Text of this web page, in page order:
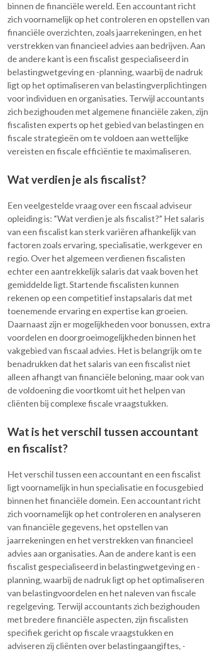
binnen de financiële wereld. Een accountant richt
zich voornamelijk op het controleren en opstellen van
financiële overzichten, zoals jaarrekeningen, en het
verstrekken van financieel advies aan bedrijven. Aan
de andere kant is een fiscalist gespecialiseerd in
belastingwetgeving en -planning, waarbij de nadruk
ligt op het optimaliseren van belastingverplichtingen
voor individuen en organisaties. Terwijl accountants
zich bezighouden met algemene financiële zaken, zijn
fiscalisten experts op het gebied van belastingen en
fiscale strategieën om te voldoen aan wettelijke
vereisten en fiscale efficiëntie te maximaliseren.
Wat verdien je als fiscalist?
Een veelgestelde vraag over een fiscaal adviseur
opleiding is: “Wat verdien je als fiscalist?” Het salaris
van een fiscalist kan sterk variëren afhankelijk van
factoren zoals ervaring, specialisatie, werkgever en
regio. Over het algemeen verdienen fiscalisten
echter een aantrekkelijk salaris dat vaak boven het
gemiddelde ligt. Startende fiscalisten kunnen
rekenen op een competitief instapsalaris dat met
toenemende ervaring en expertise kan groeien.
Daarnaast zijn er mogelijkheden voor bonussen, extra
voordelen en doorgroeimogelijkheden binnen het
vakgebied van fiscaal advies. Het is belangrijk om te
benadrukken dat het salaris van een fiscalist niet
alleen afhangt van financiële beloning, maar ook van
de voldoening die voortkomt uit het helpen van
cliënten bij complexe fiscale vraagstukken.
Wat is het verschil tussen accountant
en fiscalist?
Het verschil tussen een accountant en een fiscalist
ligt voornamelijk in hun specialisatie en focusgebied
binnen het financiële domein. Een accountant richt
zich voornamelijk op het controleren en analyseren
van financiële gegevens, het opstellen van
jaarrekeningen en het verstrekken van financieel
advies aan organisaties. Aan de andere kant is een
fiscalist gespecialiseerd in belastingwetgeving en -
planning, waarbij de nadruk ligt op het optimaliseren
van belastingvoordelen en het naleven van fiscale
regelgeving. Terwijl accountants zich bezighouden
met bredere financiële aspecten, zijn fiscalisten
specifiek gericht op fiscale vraagstukken en
adviseren zij cliënten over belastingaangiftes, -